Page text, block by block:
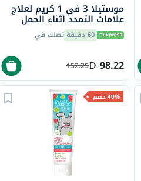
موستيلا 3 في 1 كريم لعلاج
علامات التمدد أثناء الحمل
خالي من العطور 150 مل
60 دقيقة تصلك في
98.22
152.25
40% خصم